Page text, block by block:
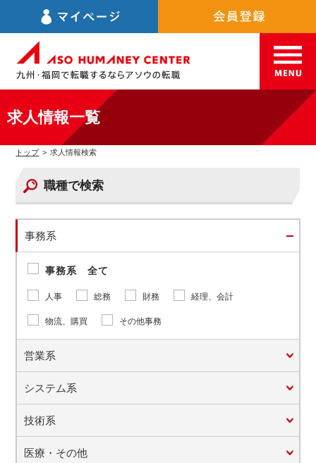
求人情報一覧
トップ > 求人情報検索
職種で検索
事務系
事務系 全て
人事 総務 財務 経理、会計
物流、購買 その他事務
営業系
システム系
技術系
医療・その他